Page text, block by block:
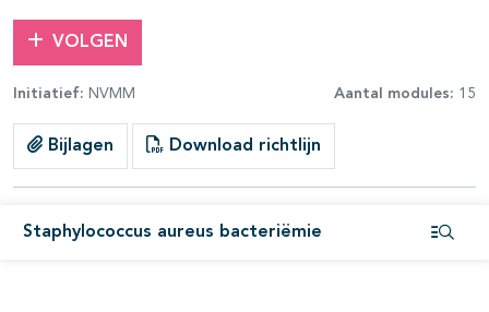
VOLGEN
Initiatief: NVMM Aantal modules: 15
Bijlagen Download richtlijn
Staphylococcus aureus bacteriëmie
open- en dichtklappen